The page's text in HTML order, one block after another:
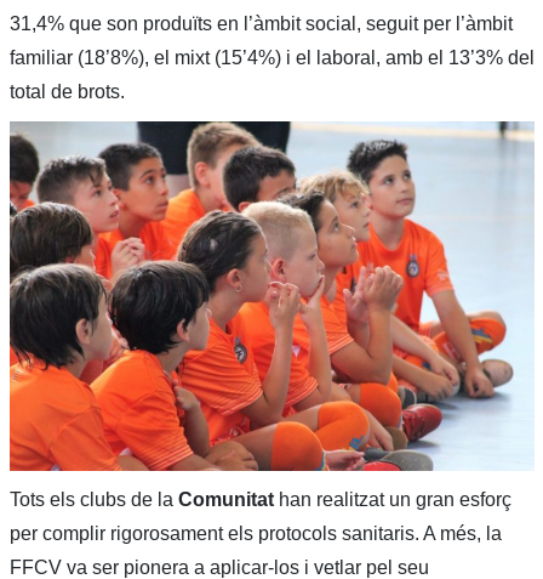
31,4% que son produïts en l’àmbit social, seguit per l’àmbit
familiar (18’8%), el mixt (15’4%) i el laboral, amb el 13’3% del
total de brots.
Tots els clubs de la Comunitat han realitzat un gran esforç
per complir rigorosament els protocols sanitaris. A més, la
FFCV va ser pionera a aplicar-los i vetlar pel seu